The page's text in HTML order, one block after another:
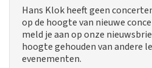
Hans Klok heeft geen
op de hoogte van nieuwe
meld je aan op onze
hoogte gehouden van andere
evenementen.